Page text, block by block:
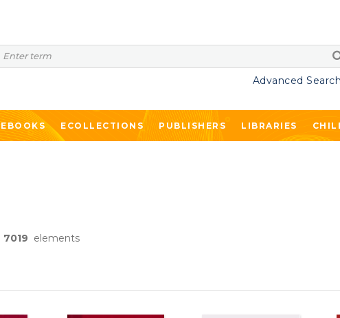
Search
Advanced Search
EBOOKS ECOLLECTIONS PUBLISHERS LIBRARIES
7019 elements